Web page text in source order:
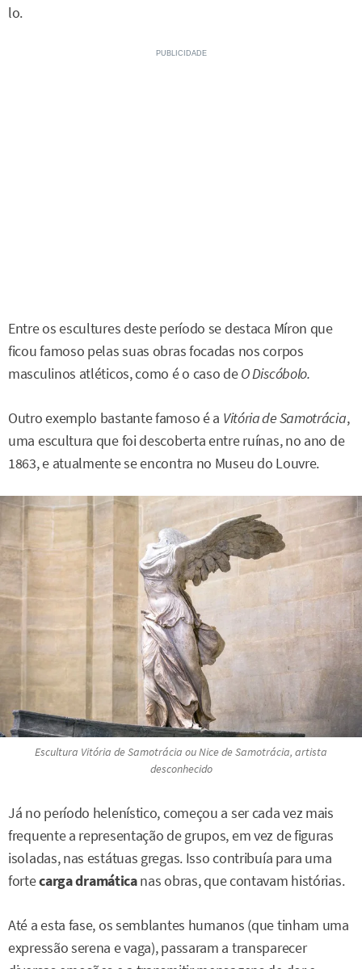
lo.
Entre os escultures deste período se destaca Míron que
ficou famoso pelas suas obras focadas nos corpos
masculinos atléticos, como é o caso deO Discóbolo.
Outro exemplo bastante famoso é a Vitória de Samotrácia,
uma escultura que foi descoberta entre ruínas, no ano de
1863, e atualmente se encontra no Museu do Louvre.
Escultura Vitória de Samotrácia ouNice de Samotrácia, artista
desconhecido
Já no período helenístico, começou a ser cada vez mais
frequente a representação de grupos, em vez de figuras
isoladas, nas estátuas gregas. Isso contribuía para uma
fortecarga dramáticanas obras, que contavam histórias.
Até a esta fase, os semblantes humanos (que tinham uma
expressão serena e vaga), passaram a transparecer